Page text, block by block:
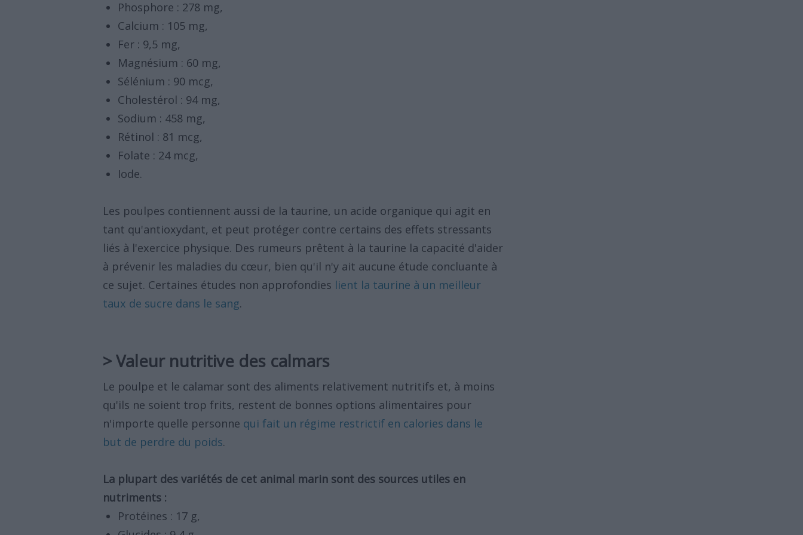
Phosphore : 278 mg,
Calcium : 105 mg,
Fer : 9,5 mg,
Magnésium : 60 mg,
Sélénium : 90 mcg,
Cholestérol : 94 mg,
Sodium : 458 mg,
Rétinol : 81 mcg,
Folate : 24 mcg,
Iode.
Les poulpes contiennent aussi de la taurine, un acide organique qui agit en
tant qu'antioxydant, et peut protéger contre certains des effets stressants
liés à l'exercice physique. Des rumeurs prêtent à la taurine la capacité d'aider
à prévenir les maladies du cœur, bien qu'il n'y ait aucune étude concluante à
ce sujet. Certaines études non approfondies lient la taurine à un meilleur
taux de sucre dans le sang.
> Valeur nutritive des calmars
Le poulpe et le calamar sont des aliments relativement nutritifs et, à moins
qu'ils ne soient trop frits, restent de bonnes options alimentaires pour
n'importe quelle personne qui fait un régime restrictif en calories dans le
but de perdre du poids.
La plupart des variétés de cet animal marin sont des sources utiles en
nutriments :
Protéines : 17 g,